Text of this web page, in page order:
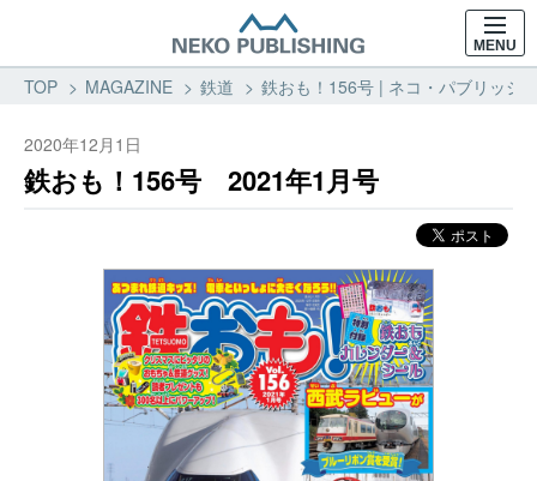
MENU
TOP MAGAZINE 鉄道 鉄おも！156号 | ネコ・パブリッシ
2020年12月1日
鉄おも！156号 2021年1月号